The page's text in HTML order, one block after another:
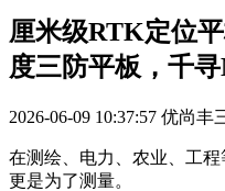
厘米级RTK定位
度三防平板，千
2026-06-09 10:37:57 优尚丰
在测绘、电力、农业、工程
更是为了测量。